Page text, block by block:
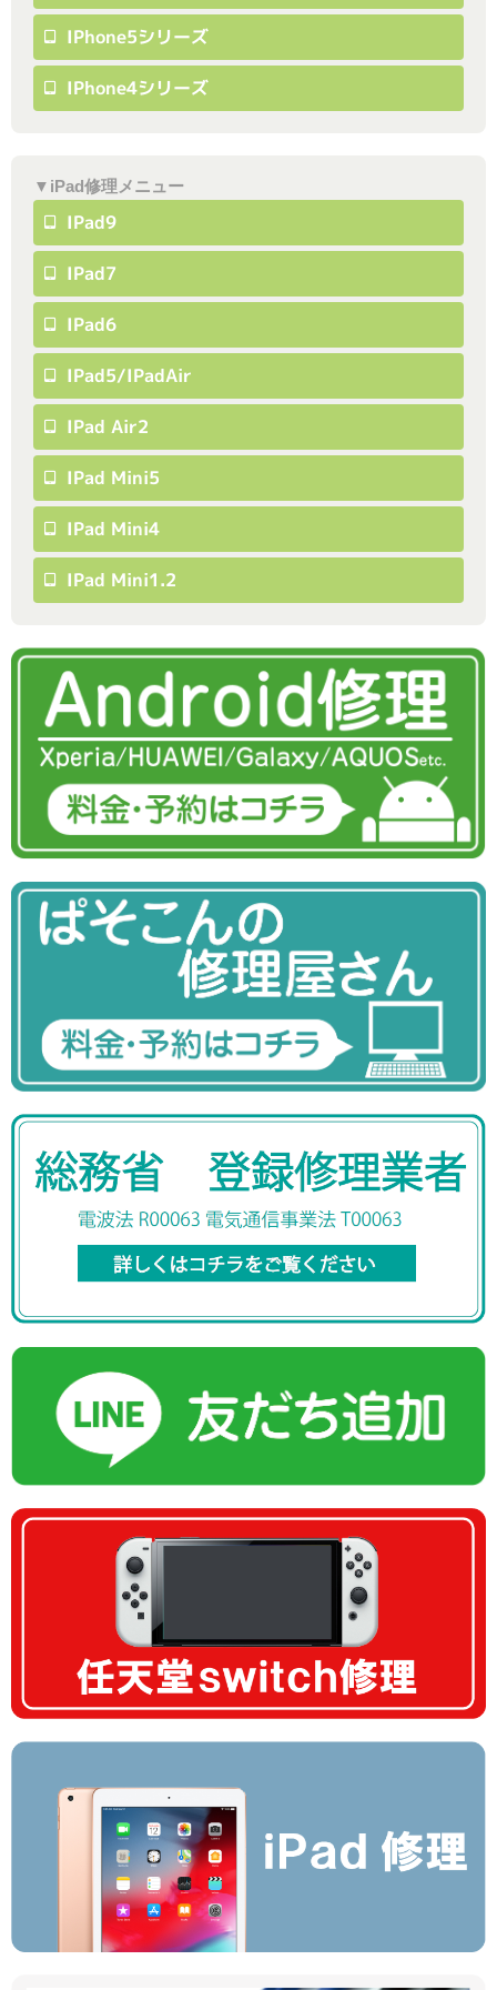
IPhone5シリーズ
IPhone4シリーズ
▼iPad修理メニュー
IPad9
IPad7
IPad6
IPad5/iPadAir
IPad Air2
IPad Mini5
IPad Mini4
IPad Mini1.2